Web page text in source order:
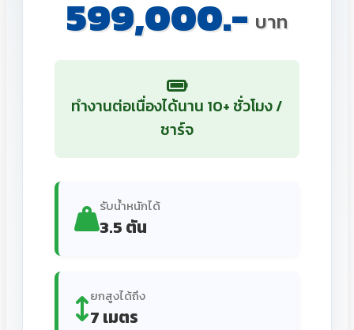
599,000.- บาท
ทำงานต่อเนื่องได้นาน 10+ ชั่วโมง /
ชาร์จ
รับน้ำหนักได้
3.5 ตัน
ยกสูงได้ถึง
7 เมตร